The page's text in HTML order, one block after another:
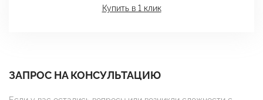
Купить в 1 клик
ЗАПРОС НА КОНСУЛЬТАЦИЮ